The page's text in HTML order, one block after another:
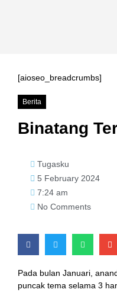
[aioseo_breadcrumbs]
Berita
Binatang
Tugasku
5 February 2024
7:24 am
No Comments
Pada bulan Januari,
puncak tema selama 3